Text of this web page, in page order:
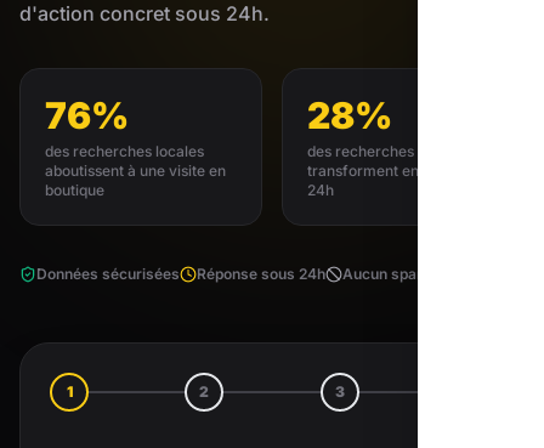
d'action concret sous 24h.
76%
des recherches locales
aboutissent à une visite en
boutique
28%
des recherches locales se
transforment en achat sous
24h
Données sécurisées Réponse sous 24h Aucun spam
1 2 3